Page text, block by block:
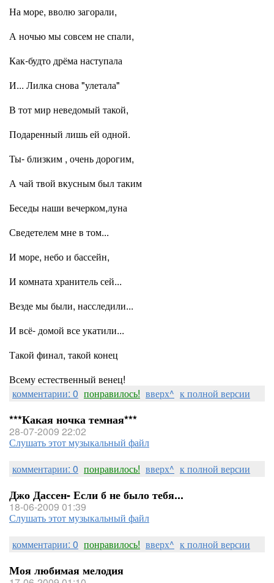
На море, вволю загорали,
А ночью мы совсем не спали,
Как-будто дрёма наступала
И... Лилка снова "улетала"
В тот мир неведомый такой,
Подаренный лишь ей одной.
Ты- близким , очень дорогим,
А чай твой вкусным был таким
Беседы наши вечерком,луна
Сведетелем мне в том...
И море, небо и бассейн,
И комната хранитель сей...
Везде мы были, насследили...
И всё- домой все укатили...
Такой финал, такой конец
Всему естественный венец!
комментарии: 0 понравилось! вверх^ к полной версии
***Какая ночка темная***
28-07-2009 22:02
Слушать этот музыкальный файл
комментарии: 0 понравилось! вверх^ к полной версии
Джо Дассен- Если б не было тебя...
18-06-2009 01:39
Слушать этот музыкальный файл
комментарии: 0 понравилось! вверх^ к полной версии
Моя любимая мелодия